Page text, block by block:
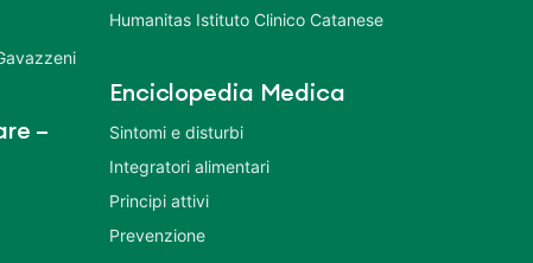
–
Humanitas Istituto Clinico Catanese
Enciclopedia Medica
Sintomi e disturbi
Integratori alimentari
Principi attivi
Prevenzione